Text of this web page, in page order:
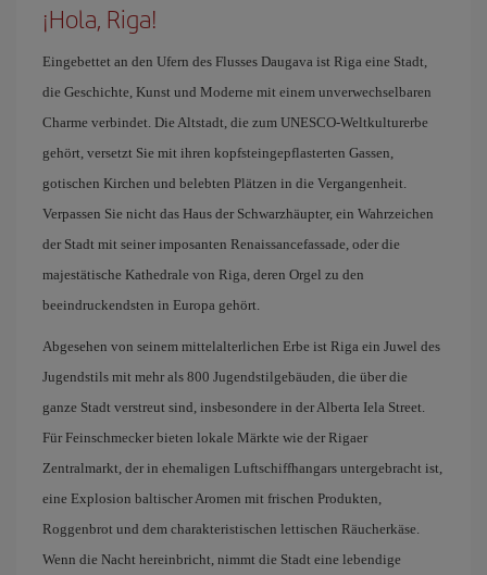
¡Hola, Riga!
Eingebettet an den Ufern des Flusses Daugava ist Riga eine Stadt,
die Geschichte, Kunst und Moderne mit einem unverwechselbaren
Charme verbindet. Die Altstadt, die zum UNESCO-Weltkulturerbe
gehört, versetzt Sie mit ihren kopfsteingepflasterten Gassen,
gotischen Kirchen und belebten Plätzen in die Vergangenheit.
Verpassen Sie nicht das Haus der Schwarzhäupter, ein Wahrzeichen
der Stadt mit seiner imposanten Renaissancefassade, oder die
majestätische Kathedrale von Riga, deren Orgel zu den
beeindruckendsten in Europa gehört.
Abgesehen von seinem mittelalterlichen Erbe ist Riga ein Juwel des
Jugendstils mit mehr als 800 Jugendstilgebäuden, die über die
ganze Stadt verstreut sind, insbesondere in der Alberta Iela Street.
Für Feinschmecker bieten lokale Märkte wie der Rigaer
Zentralmarkt, der in ehemaligen Luftschiffhangars untergebracht ist,
eine Explosion baltischer Aromen mit frischen Produkten,
Roggenbrot und dem charakteristischen lettischen Räucherkäse.
Wenn die Nacht hereinbricht, nimmt die Stadt eine lebendige